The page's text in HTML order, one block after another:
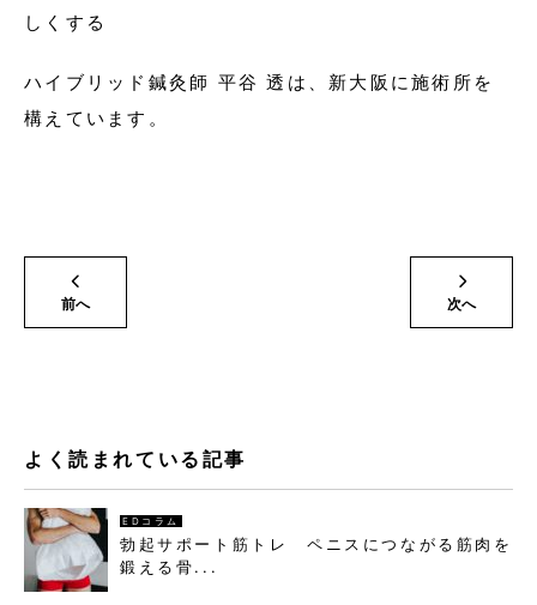
しくする
ハイブリッド鍼灸師 平谷 透は、新大阪に施術所を
構えています。
前へ 次へ
よく読まれている記事
EDコラム
勃起サポート筋トレ ペニスにつながる筋肉を
鍛える骨...